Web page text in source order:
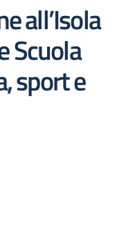
all’Isola
Scuola
sport e